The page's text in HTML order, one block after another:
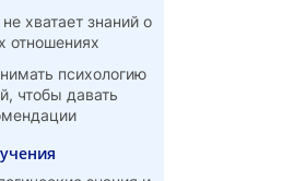
хватает знаний о
отношениях
психологию
чтобы давать